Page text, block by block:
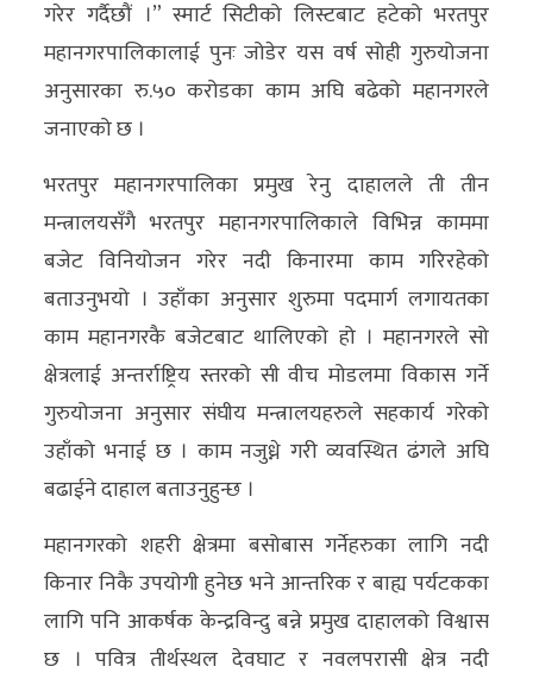
गरेर गर्दैछौं ।” स्मार्ट सिटीको लिस्टबाट हटेको भरतपुर
महानगरपालिकालाई पुनः जोडेर यस वर्ष सोही गुरुयोजना
अनुसारका रु.५० करोडका काम अघि बढेको महानगरले
जनाएको छ ।
भरतपुर महानगरपालिका प्रमुख रेनु दाहालले ती तीन
मन्त्रालयसँगै भरतपुर महानगरपालिकाले विभिन्न काममा
बजेट विनियोजन गरेर नदी किनारमा काम गरिरहेको
बताउनुभयो । उहाँका अनुसार शुरुमा पदमार्ग लगायतका
काम महानगरकै बजेटबाट थालिएको हो । महानगरले सो
क्षेत्रलाई अन्तर्राष्ट्रिय स्तरको सी वीच मोडलमा विकास गर्ने
गुरुयोजना अनुसार संघीय मन्त्रालयहरुले सहकार्य गरेको
उहाँको भनाई छ । काम नजुध्ने गरी व्यवस्थित ढंगले अघि
बढाईने दाहाल बताउनुहुन्छ ।
महानगरको शहरी क्षेत्रमा बसोबास गर्नेहरुका लागि नदी
किनार निकै उपयोगी हुनेछ भने आन्तरिक र बाह्य पर्यटकका
लागि पनि आकर्षक केन्द्रविन्दु बन्ने प्रमुख दाहालको विश्वास
छ । पवित्र तीर्थस्थल देवघाट र नवलपरासी क्षेत्र नदी